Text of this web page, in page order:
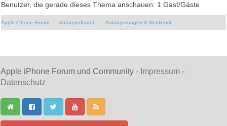
Benutzer, die gerade dieses Thema anschauen: 1 Gast/Gäste
Apple iPhone Forum Anfängerfragen Anfängerfragen & Notdienst
Apple iPhone Forum und Community - Impressum -
Datenschutz